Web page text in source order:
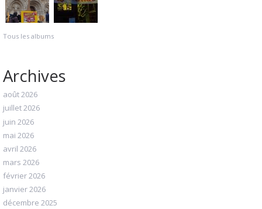
Tous les albums
Archives
août 2026
juillet 2026
juin 2026
mai 2026
avril 2026
mars 2026
février 2026
janvier 2026
décembre 2025